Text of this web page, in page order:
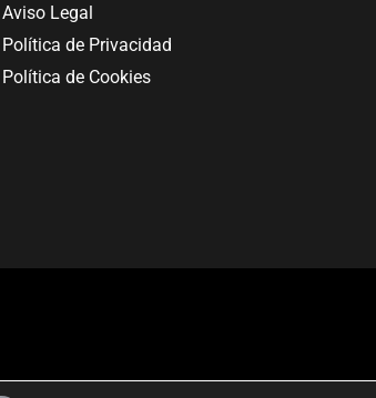
Aviso Legal
Política de Privacidad
Política de Cookies